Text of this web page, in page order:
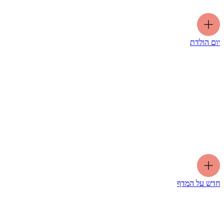
יום הולדת
חדש על המדף